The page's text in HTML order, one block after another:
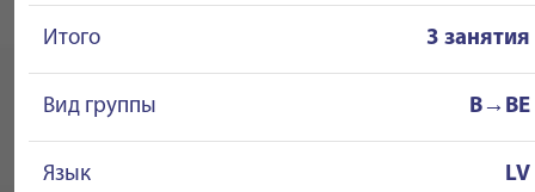
Итого 3 занятия
Вид группы B→BE
Язык LV